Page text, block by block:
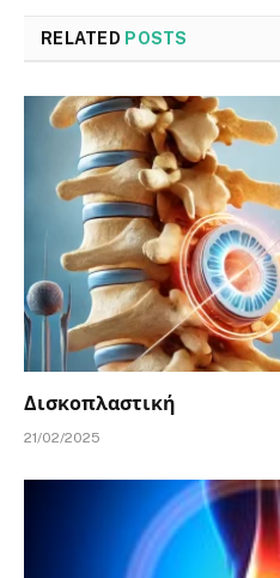
RELATED POSTS
Δισκοπλαστική
21/02/2025